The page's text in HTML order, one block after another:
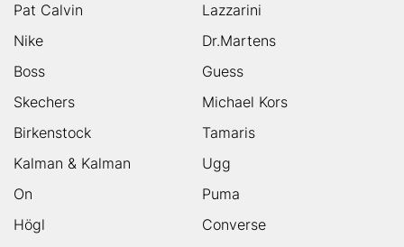
Pat Calvin
Lazzarini
Nike
Dr.Martens
Boss
Guess
Skechers
Michael Kors
Birkenstock
Tamaris
Kalman & Kalman
Ugg
On
Puma
Högl
Converse